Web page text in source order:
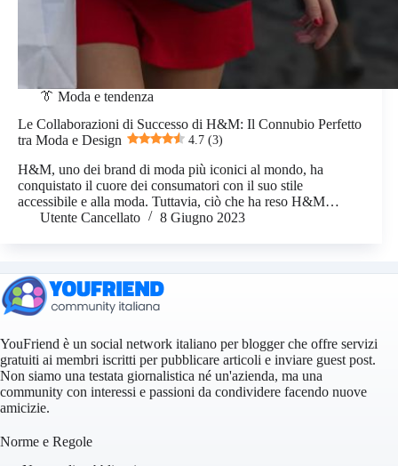
👔 Moda e tendenza
Le Collaborazioni di Successo di H&M: Il Connubio Perfetto
tra Moda e Design
4.7 (3)
H&M, uno dei brand di moda più iconici al mondo, ha
conquistato il cuore dei consumatori con il suo stile
accessibile e alla moda. Tuttavia, ciò che ha reso H&M…
Utente Cancellato
8 Giugno 2023
YouFriend è un social network italiano per blogger che offre servizi
gratuiti ai membri iscritti per pubblicare articoli e inviare guest post.
Non siamo una testata giornalistica né un'azienda, ma una
community con interessi e passioni da condividere facendo nuove
amicizie.
Norme e Regole